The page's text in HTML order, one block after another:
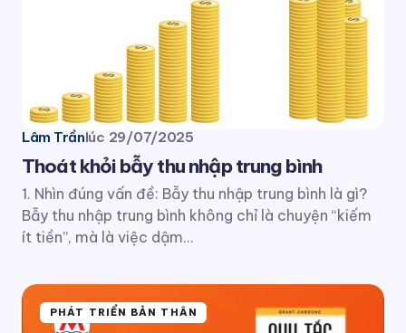
Lâm Trầnlúc 29/07/2025
Thoát khỏi bẫy thu nhập trung bình
1. Nhìn đúng vấn đề: Bẫy thu nhập trung bình là gì?
Bẫy thu nhập trung bình không chỉ là chuyện “kiếm
ít tiền”, mà là việc dậm…
PHÁT TRIỂN BẢN THÂN